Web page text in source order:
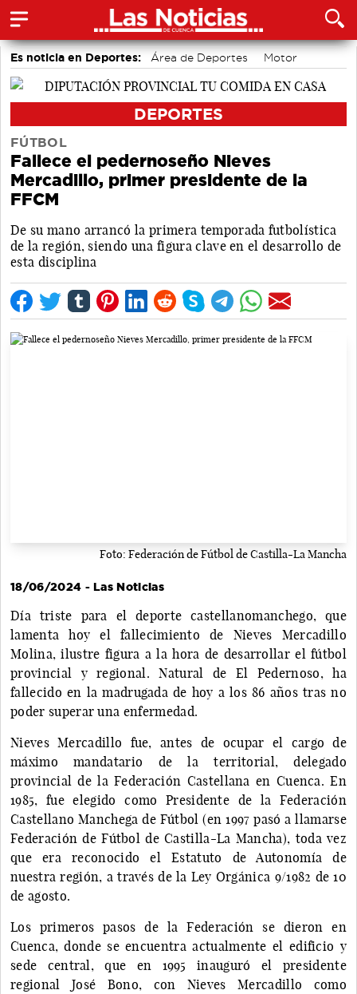
Es noticia en Deportes: Área de Deportes
Motor
Bádminton
DEPORTES
FÚTBOL
Fallece el pedernoseño Nieves
Mercadillo, primer presidente de la
FFCM
De su mano arrancó la primera temporada futbolística
de la región, siendo una figura clave en el desarrollo de
esta disciplina
Foto: Federación de Fútbol de Castilla-La Mancha
18/06/2024 - Las Noticias
Día triste para el deporte castellanomanchego, que
lamenta hoy el fallecimiento de Nieves Mercadillo
Molina, ilustre figura a la hora de desarrollar el fútbol
provincial y regional. Natural de El Pedernoso, ha
fallecido en la madrugada de hoy a los 86 años tras no
poder superar una enfermedad.
Nieves Mercadillo fue, antes de ocupar el cargo de
máximo mandatario de la territorial, delegado
provincial de la Federación Castellana en Cuenca. En
1985, fue elegido como Presidente de la Federación
Castellano Manchega de Fútbol (en 1997 pasó a llamarse
Federación de Fútbol de Castilla-La Mancha), toda vez
que era reconocido el Estatuto de Autonomía de
nuestra región, a través de la Ley Orgánica 9/1982 de 10
de agosto.
Los primeros pasos de la Federación se dieron en
Cuenca, donde se encuentra actualmente el edificio y
sede central, que en 1995 inauguró el presidente
regional José Bono, con Nieves Mercadillo como